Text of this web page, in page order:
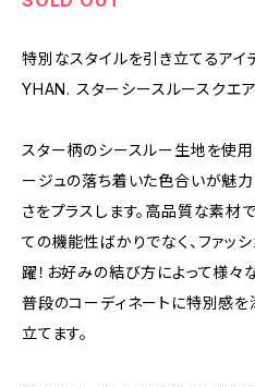
特別なスタイルを引き立てるアイ
YHAN. スターシースルースクエア
スター柄のシースルー生地を使用
ージュの落ち着いた色合いが魅
さをプラスします。高品質な素材
ての機能性ばかりでなく、ファッ
躍！お好みの結び方によって様々
普段のコーディネートに特別感を
立てます。